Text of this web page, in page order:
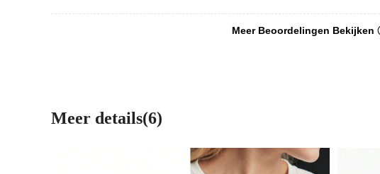
Meer Beoordelingen Bekijken
Meer details(6)